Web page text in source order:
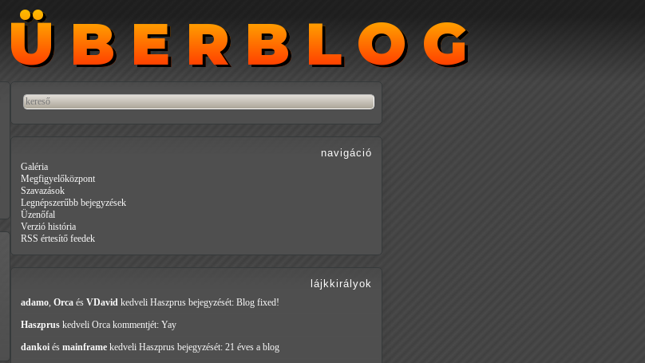
ÜBERBLOG
ÜBERBLOG
navigáció
Galéria
Megfigyelőközpont
Szavazások
Legnépszerűbb bejegyzések
Üzenőfal
Verzió história
RSS értesítő feedek
lájkkirályok
adamo, Orca és VDavid kedveli Haszprus bejegyzését: Blog fixed!
Haszprus kedveli Orca kommentjét: Yay
dankoi és mainframe kedveli Haszprus bejegyzését: 21 éves a blog